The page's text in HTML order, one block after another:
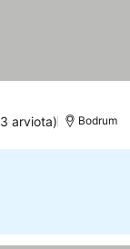
arviota) Bodrum